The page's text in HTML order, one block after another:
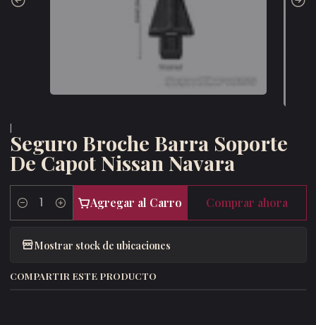
Seguro Broche Barra Soporte
De Capot Nissan Navara
Cantidad
Agregar al Carro Comprar ahora
Mostrar stock de ubicaciones
COMPARTIR ESTE PRODUCTO